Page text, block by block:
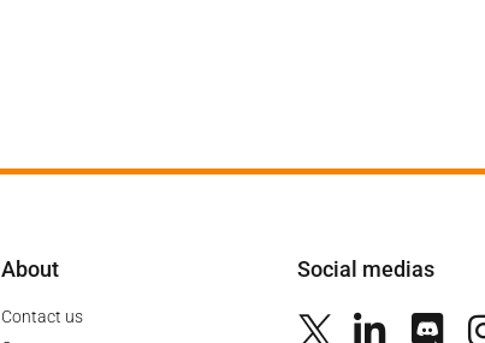
About
Contact us
Social medias